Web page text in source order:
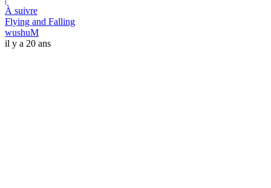
À suivre
Flying and Falling
wushuM
il y a 20 ans